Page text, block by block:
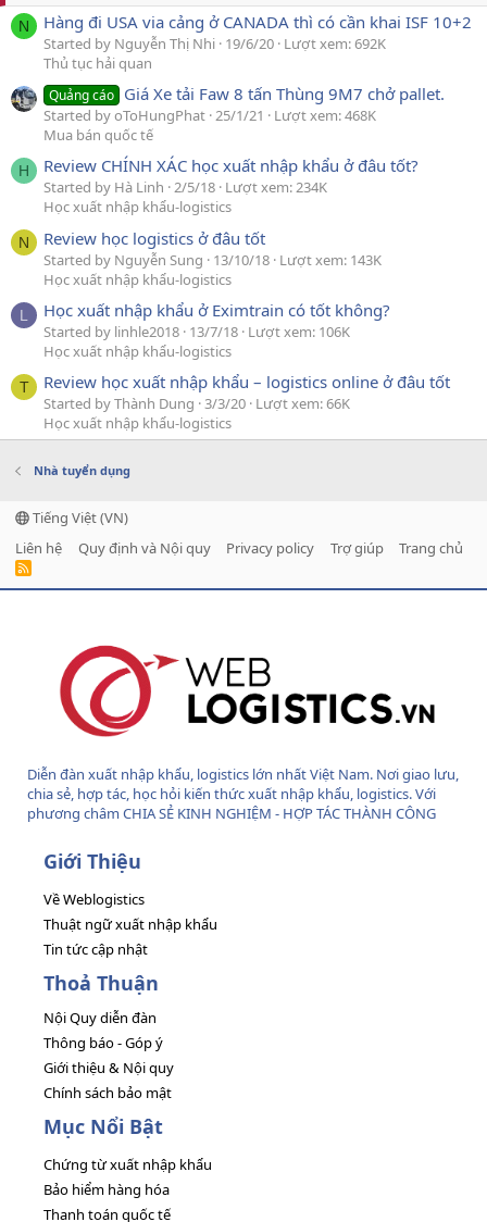
N Hàng đi USA via cảng ở CANADA thì có cần khai ISF 10+2
Started by Nguyễn Thị Nhi 19/6/20 Lượt xem: 692K
Thủ tục hải quan
Quảng cáo Giá Xe tải Faw 8 tấn Thùng 9M7 chở pallet.
Started by oToHungPhat 25/1/21
Lượt xem: 468K
Mua bán quốc tế
H Review CHÍNH XÁC học xuất nhập khẩu ở đâu tốt?
Started by Hà Linh 2/5/18 Lượt xem: 234K
Học xuất nhập khẩu-logistics
N Review học logistics ở đâu tốt
Started by Nguyễn Sung 13/10/18 Lượt xem: 143K
Học xuất nhập khẩu-logistics
L Học xuất nhập khẩu ở Eximtrain có tốt không?
Started by linhle2018 13/7/18 Lượt xem: 106K
Học xuất nhập khẩu-logistics
T Review học xuất nhập khẩu – logistics online ở đâu tốt
Started by Thành Dung 3/3/20 Lượt xem: 66K
Học xuất nhập khẩu-logistics
Nhà tuyển dụng
Tiếng Việt (VN)
Liên hệ
Quy định và Nội quy Privacy policy Trợ giúp Trang chủ
R
Diễn đàn xuất nhập khẩu, logistics lớn nhất Việt Nam. Nơi giao lưu,
chia sẻ, hợp tác, học hỏi kiến thức xuất nhập khẩu, logistics. Với
phương châm CHIA SẺ KINH NGHIỆM - HỢP TÁC THÀNH CÔNG
Giới Thiệu
Về Weblogistics
Thuật ngữ xuất nhập khẩu
Tin tức cập nhật
Thoả Thuận
Nội Quy diễn đàn
Thông báo - Góp ý
Giới thiệu & Nội quy
Chính sách bảo mật
Mục Nổi Bật
Chứng từ xuất nhập khẩu
Bảo hiểm hàng hóa
Thanh toán quốc tế